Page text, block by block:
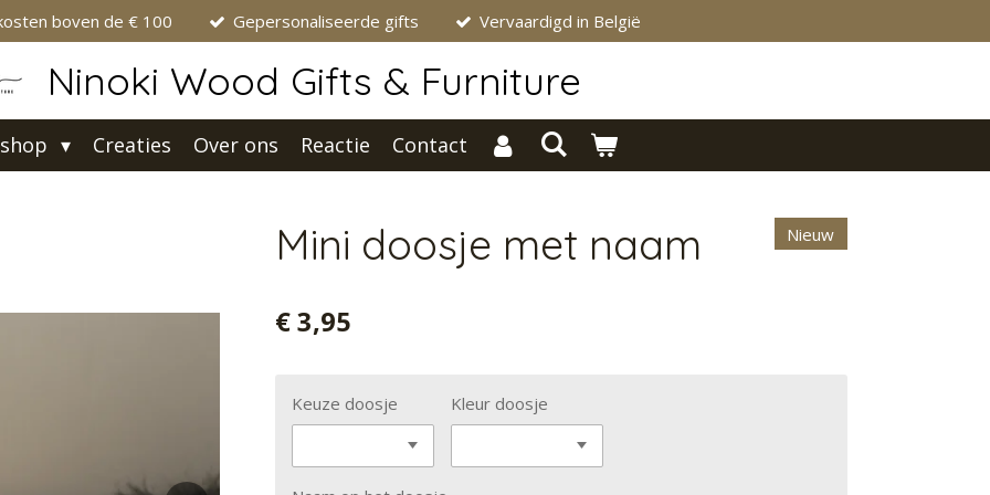
boven de € 100 Gepersonaliseerde gifts Vervaardigd in België
Ninoki Wood Gifts & Furniture
Creaties Over ons Reactie Contact
Mini doosje met naam Nieuw
€ 3,95
Keuze doosje Kleur doosje